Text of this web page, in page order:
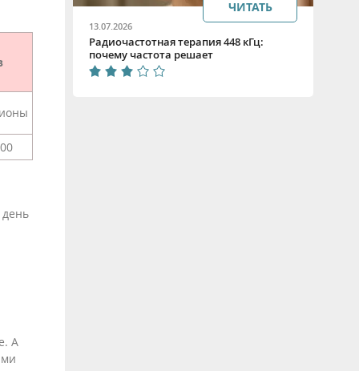
А
13.07.2026
Радиочастотная терапия 448 кГц:
почему частота решает
ЧИТАТЬ